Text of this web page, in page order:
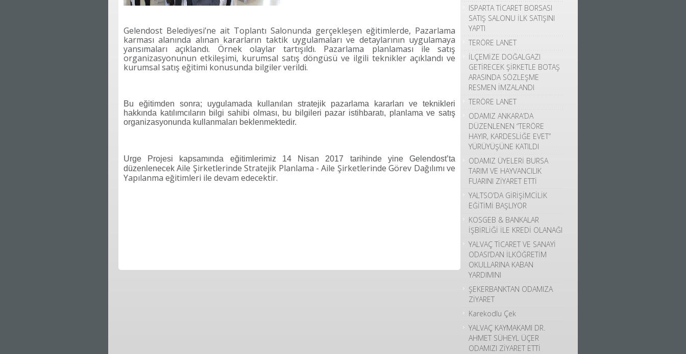
Gelendost Belediyesi’ne ait Toplantı Salonunda gerçekleşen eğitimlerde, Pazarlama
karması alanında alınan kararların taktik uygulamaları ve detaylarının uygulamaya
yansımaları açıklandı. Örnek olaylar tartışıldı. Pazarlama planlaması ile satış
organizasyonunun etkileşimi, kurumsal satış döngüsü ve ilgili teknikler açıklandı ve
kurumsal satış eğitimi konusunda bilgiler verildi.
Bu eğitimden sonra; uygulamada kullanılan stratejik pazarlama kararları ve teknikleri
hakkında katılımcıların bilgi sahibi olması, bu bilgileri pazar istihbaratı, planlama ve satış
organizasyonunda kullanmaları beklenmektedir.
Urge Projesi kapsamında eğitimlerimiz 14 Nisan 2017 tarihinde yine Gelendost’ta
düzenlenecekAile Şirketlerinde Stratejik Planlama-Aile Şirketlerinde Görev Dağılımı ve
Yapılanma eğitimleri ile devam edecektir.
ISPARTA TİCARET BORSASI
SATIŞ SALONU İLK SATIŞINI
YAPTI
TERÖRE LANET
İLÇEMİZE DOĞALGAZI
GETİRECEK ŞİRKETLE BOTAŞ
ARASINDA SÖZLEŞME
RESMEN İMZALANDI
TERÖRE LANET
ODAMIZ ANKARA’DA
DÜZENLENEN “TERÖRE
HAYIR, KARDESLİĞE EVET”
YÜRÜYÜŞÜNE KATILDI
ODAMIZ ÜYELERİ BURSA
TARIM VE HAYVANCILIK
FUARINI ZİYARET ETTİ
YALTSO’DA GİRİŞİMCİLİK
EĞİTİMİ BAŞLIYOR
KOSGEB & BANKALAR
İŞBİRLİĞİ İLE KREDİ OLANAĞI
YALVAÇ TİCARET VE SANAYİ
ODASI’DAN İLKÖĞRETİM
OKULLARINA KABAN
YARDIMINI
ŞEKERBANKTAN ODAMIZA
ZİYARET
Karekodlu Çek
YALVAÇ KAYMAKAMI DR.
AHMET SÜHEYL ÜÇER
ODAMIZI ZİYARET ETTİ